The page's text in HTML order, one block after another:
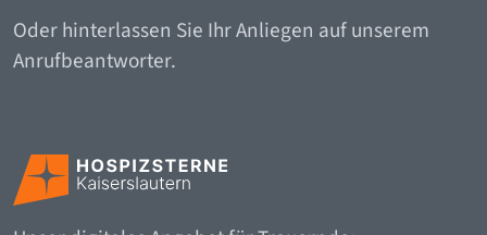
Oder hinterlassen Sie Ihr Anliegen auf unserem
Anrufbeantworter.